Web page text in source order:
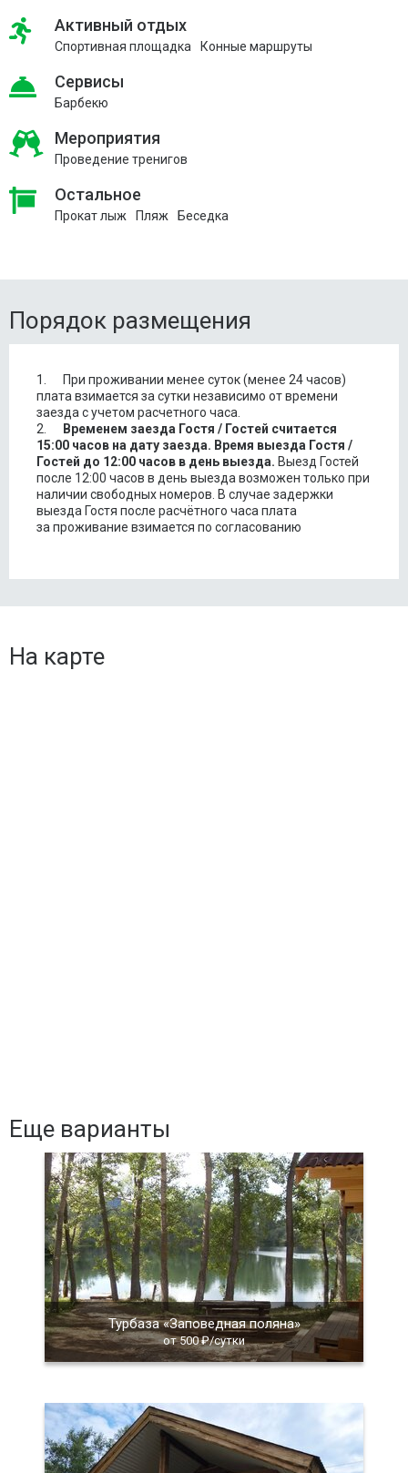
Активный отдых
Спортивная площадка Конные маршруты
Сервисы
Барбекю
Мероприятия
Проведение тренигов
Остальное
Прокат лыж Пляж Беседка
Порядок размещения
1. При проживании менее суток (менее 24 часов)
плата взимается за сутки независимо от времени
заезда с учетом расчетного часа.
2.
Временем заезда Гостя / Гостей считается
15:00 часов на дату заезда. Время выезда Гостя /
Гостей до 12:00 часов в день выезда. Выезд Гостей
после 12:00 часов в день выезда возможен только при
наличии свободных номеров. В случае задержки
выезда Гостя после расчётного часа плата
за проживание взимается по согласованию
На карте
Еще варианты
Турбаза «Заповедная поляна»
от 500 ₽/сутки